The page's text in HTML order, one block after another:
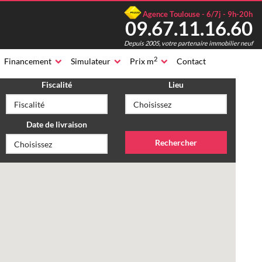
Agence Toulouse - 6/7j - 9h-20h
09.67.11.16.60
Depuis 2005, votre partenaire immobilier neuf
Financement Simulateur Prix m2 Contact
Fiscalité Lieu
Date de livraison